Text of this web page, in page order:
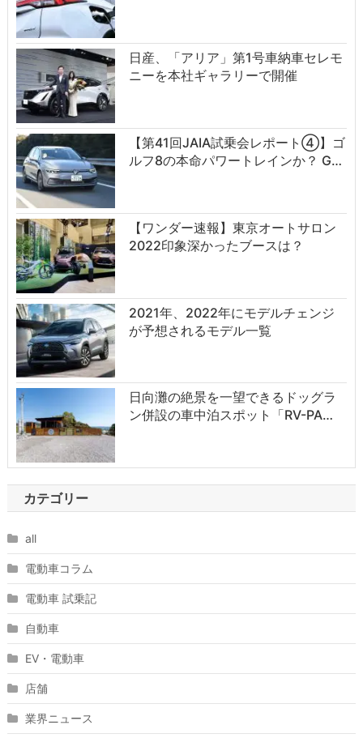
日産、「アリア」第1号車納車セレモ
ニーを本社ギャラリーで開催
【第41回JAIA試乗会レポート④】ゴ
ルフ8の本命パワートレインか？ G…
【ワンダー速報】東京オートサロン
2022印象深かったブースは？
2021年、2022年にモデルチェンジ
が予想されるモデル一覧
日向灘の絶景を一望できるドッグラ
ン併設の車中泊スポット「RV-PA…
カテゴリー
all
電動車コラム
電動車 試乗記
自動車
EV・電動車
店舗
業界ニュース